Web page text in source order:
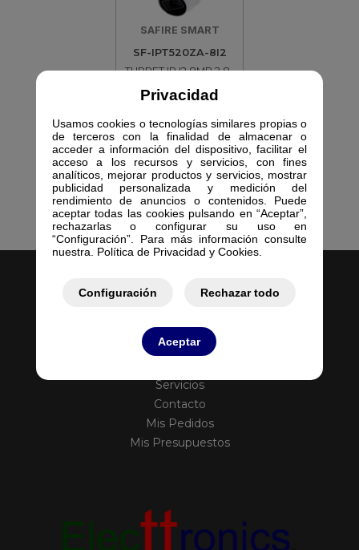
Privacidad
Usamos cookies o tecnologías similares propias o
de terceros con la finalidad de almacenar o
acceder a información del dispositivo, facilitar el
acceso a los recursos y servicios, con fines
analíticos, mejorar productos y servicios, mostrar
publicidad personalizada y medición del
rendimiento de anuncios o contenidos. Puede
aceptar todas las cookies pulsando en “Aceptar”,
rechazarlas o configurar su uso en
“Configuración”. Para más información consulte
nuestra. Política de Privacidad y Cookies.
Configuración Rechazar todo
Aceptar
SAFIRE SMART
SF-IPT520ZA-8I2
TURRET IP I2 8MP 2.8-
641865
Inicio
Servicios
Contacto
Mis Pedidos
Mis Presupuestos